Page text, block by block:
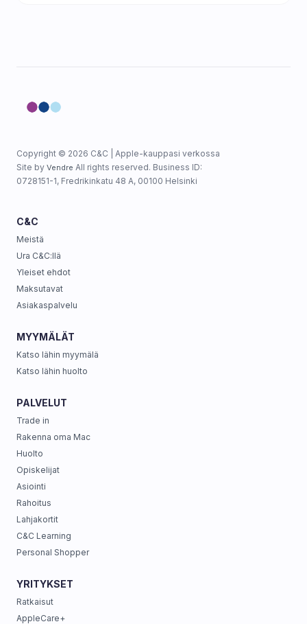
Copyright © 2026 C&C | Apple-kauppasi verkossa
Site by Vendre All rights reserved. Business ID:
0728151-1, Fredrikinkatu 48 A, 00100 Helsinki
C&C
Meistä
Ura C&C:llä
Yleiset ehdot
Maksutavat
Asiakaspalvelu
MYYMÄLÄT
Katso lähin myymälä
Katso lähin huolto
PALVELUT
Trade in
Rakenna oma Mac
Huolto
Opiskelijat
Asiointi
Rahoitus
Lahjakortit
C&C Learning
Personal Shopper
YRITYKSET
Ratkaisut
AppleCare+